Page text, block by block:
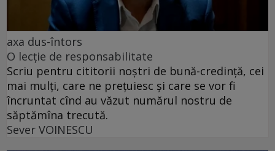
axa dus-întors
O lecție de responsabilitate
Scriu pentru cititorii noștri de bună-credință, cei
mai mulți, care ne prețuiesc și care se vor fi
încruntat cînd au văzut numărul nostru de
săptămîna trecută.
Sever VOINESCU